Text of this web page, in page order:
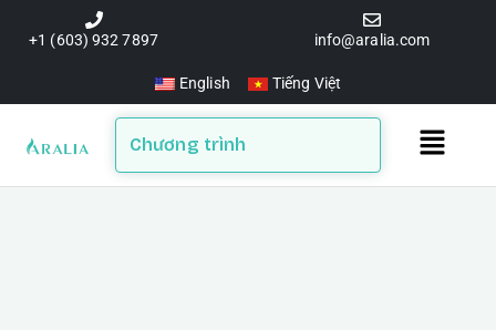
+1 (603) 932 7897 info@aralia.com
English Tiếng Việt
Chương trình
Main